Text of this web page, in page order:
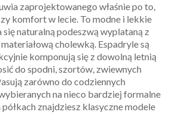
zaprojektowanego właśnie po to,
komfort w lecie. To modne i lekkie
naturalną podeszwą wyplataną z
cholewką. Espadryle są
komponują się z dowolną letnią
do spodni, szortów, zwiewnych
zarówno do codziennych
na nieco bardziej formalne
znajdziesz klasyczne modele